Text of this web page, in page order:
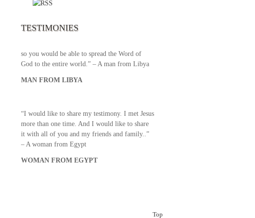
TESTIMONIES
your broadcast. I am overwhelmed with joy
excellent programs. Could you please extent
your airtime a bit so we can benefit more? May
so you would be able to spread the Word of
God to the entire world.” – A man from Libya
MAN FROM LIBYA
“I would like to share my testimony. I met Jesus
more than one time. And I would like to share
it with all of you and my friends and family..”
– A woman from Egypt
WOMAN FROM EGYPT
Top